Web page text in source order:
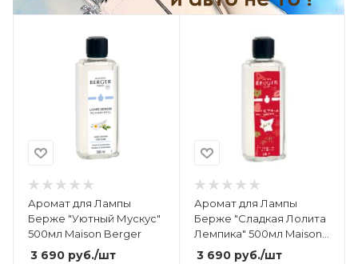
Аромат для Лампы
Берже "Уютный Мускус"
500мл Maison Berger
3 690 руб./шт
Аромат для Лампы
Берже "Сладкая Лолита
Лемпика" 500мл Maison
Berger
3 690руб./шт